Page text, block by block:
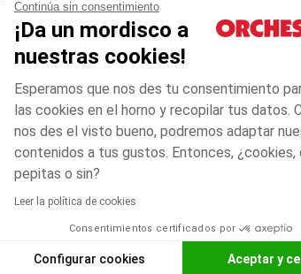
Continúa sin consentimiento
¡Da un mordisco a
nuestras cookies!
Esperamos que nos des tu consentimiento
las cookies en el horno y recopilar tus datos.
nos des el visto bueno, podremos adaptar
contenidos a tus gustos. Entonces, ¿cookies,
pepitas o sin?
Leer la política de cookies
Consentimientos certificados por
Configurar cookies Aceptar y
MODOS